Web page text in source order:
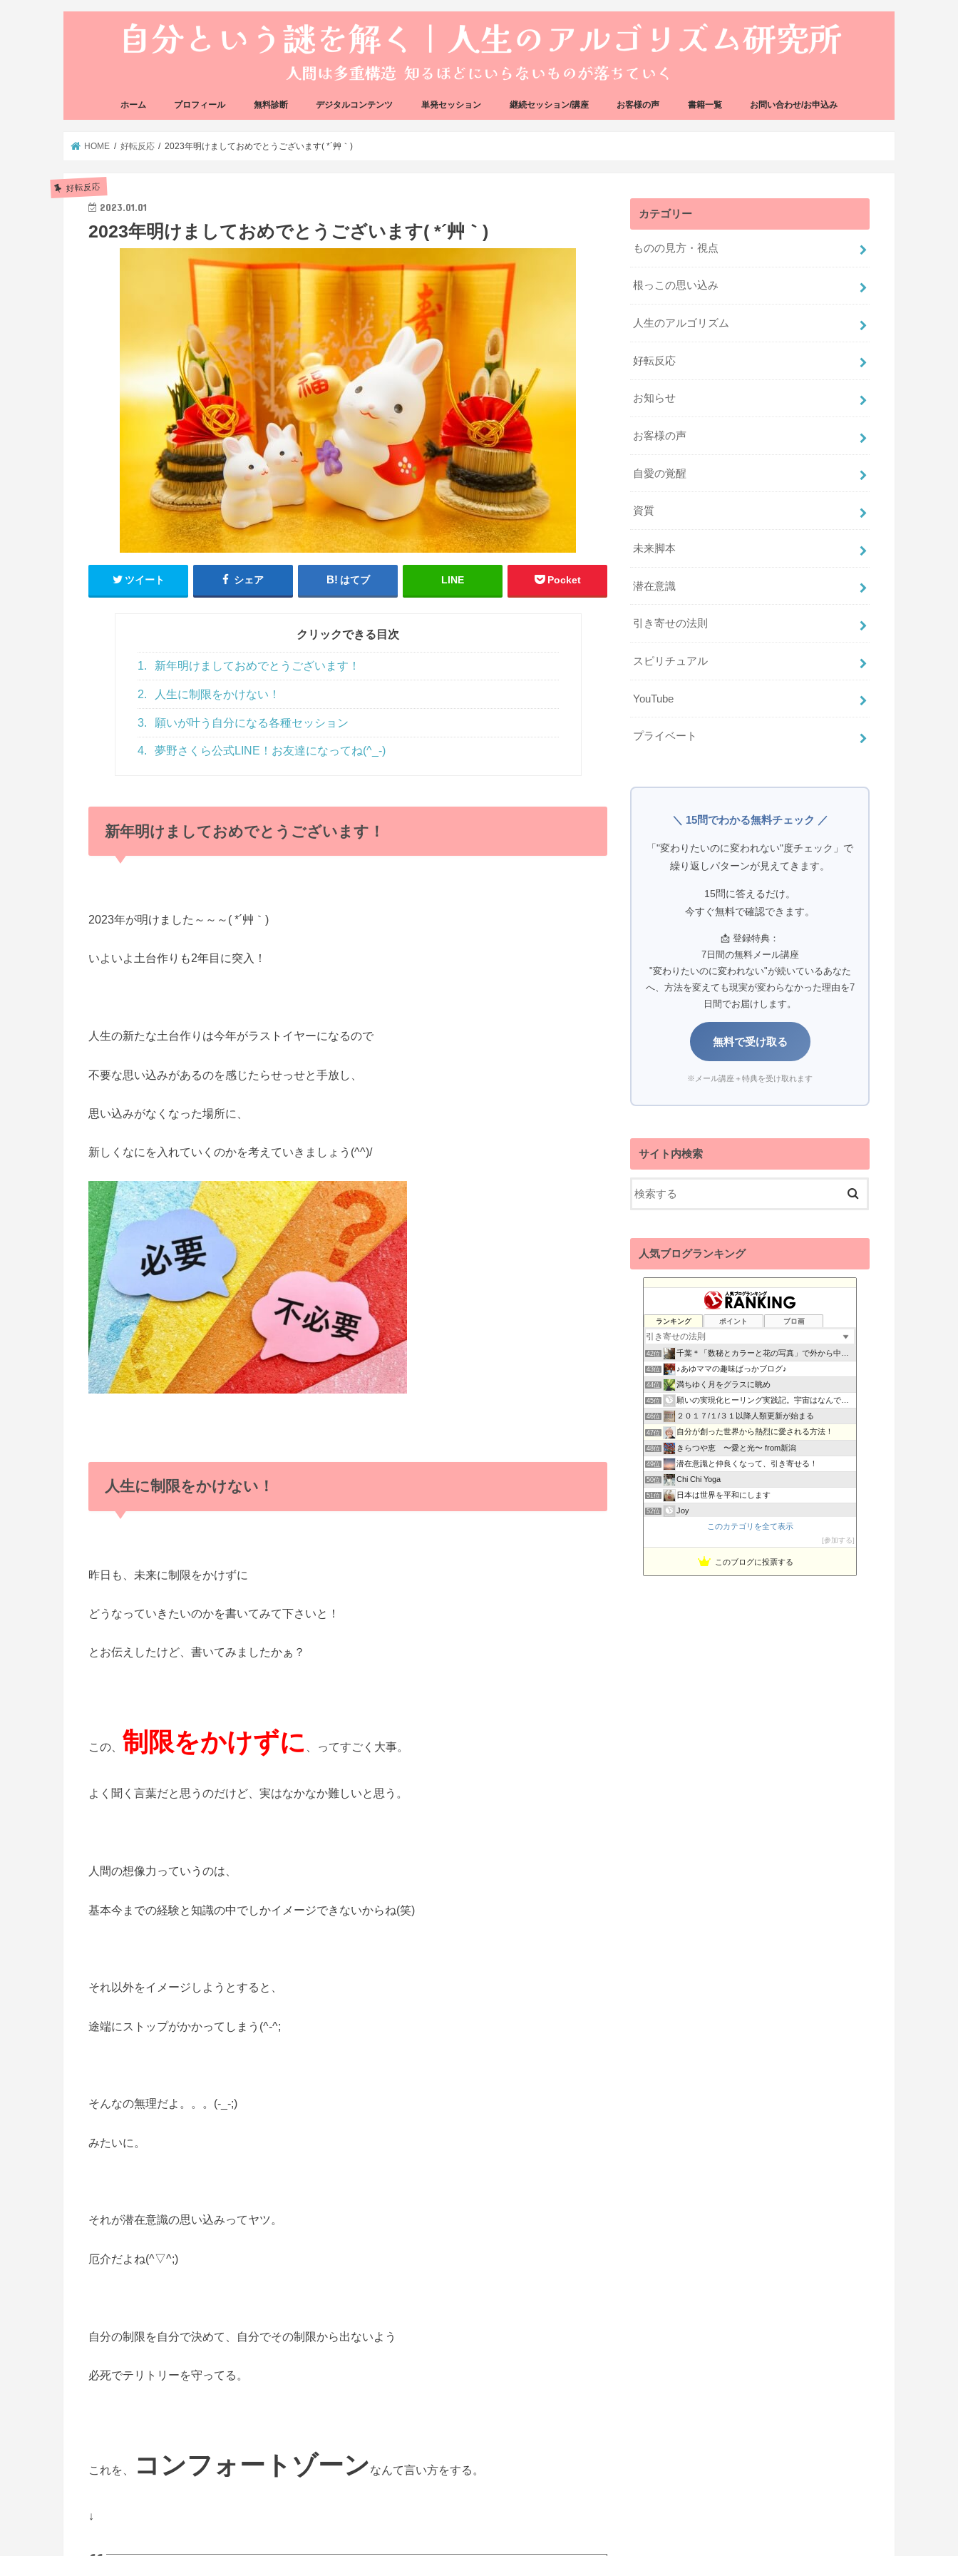
ホーム プロフィール 無料診断 デジタルコンテンツ 単発セッション 継続セッション/講座 お客様の声 書籍一覧 お問い合わせ/お申込み
HOME 好転反応 2023年明けましておめでとうございます( *´艸｀)
好転反応
2023.01.01
2023年明けましておめでとうございます( *´艸｀)
ツイート シェア はてブ LINE Pocket
クリックできる目次
1. 新年明けましておめでとうございます！
2. 人生に制限をかけない！
3. 願いが叶う自分になる各種セッション
4. 夢野さくら公式LINE！お友達になってね(^_-)
新年明けましておめでとうございます！
2023年が明けました～～～( *´艸｀)
いよいよ土台作りも2年目に突入！
人生の新たな土台作りは今年がラストイヤーになるので
不要な思い込みがあるのを感じたらせっせと手放し、
思い込みがなくなった場所に、
新しくなにを入れていくのかを考えていきましょう(^^)/
人生に制限をかけない！
昨日も、未来に制限をかけずに
どうなっていきたいのかを書いてみて下さいと！
とお伝えしたけど、書いてみましたかぁ？
この、 制限をかけずに 、ってすごく大事。
よく聞く言葉だと思うのだけど、実はなかなか難しいと思う。
人間の想像力っていうのは、
基本今までの経験と知識の中でしかイメージできないからね(笑)
それ以外をイメージしようとすると、
途端にストップがかかってしまう(^-^;
そんなの無理だよ。。。(-_-;)
みたいに。
それが潜在意識の思い込みってヤツ。
厄介だよね(^▽^;)
自分の制限を自分で決めて、自分でその制限から出ないよう
必死でテリトリーを守ってる。
これを、 コンフォートゾーンなんて言い方をする。
↓
カテゴリー
ものの見方・視点
根っこの思い込み
人生のアルゴリズム
好転反応
お知らせ
お客様の声
自愛の覚醒
資質
未来脚本
潜在意識
引き寄せの法則
スピリチュアル
YouTube
プライベート
＼ 15問でわかる無料チェック ／
「"変わりたいのに変われない"度チェック」で
繰り返しパターンが見えてきます。
15問に答えるだけ。
今すぐ無料で確認できます。
📩 登録特典：
7日間の無料メール講座
"変わりたいのに変われない"が続いているあなた
へ、方法を変えても現実が変わらなかった理由を7
日間でお届けします。
無料で受け取る
※メール講座＋特典を受け取れます
サイト内検索
人気ブログランキング
ランキング ポイント ブロ画
40位 奇跡の八葉蓮華(きせきのはちようれんげ)
41位 あるがままの自分で望む人生を創造する
42位 千葉＊「数秘とカラーと花の写真」で外から中から丸ごとのあな…
43位 ♪あゆママの趣味ばっかブログ♪
44位 満ちゆく月をグラスに眺め
45位 願いの実現化ヒーリング実践記。宇宙はなんでも叶えてくれる
46位 ２０１７/１/３１以降人類更新が始まる
47位 自分が創った世界から熱烈に愛される方法！
48位 きらつや恵 〜愛と光〜 from新潟
49位 潜在意識と仲良くなって、引き寄せる！
50位 Chi Chi Yoga
51位 日本は世界を平和にします
52位 Joy
東京・埼玉・群馬 西洋占星術で幸せを引き寄せる 〜星空ジプシ
このカテゴリを全て表示
参加する
このブログに投票する